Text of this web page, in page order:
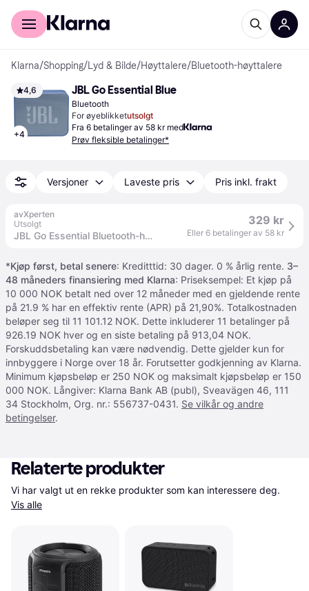
For kunder
Klarna/Shopping/Lyd & Bilde/Høyttalere/Bluetooth-høyttalere
4,6
+4
JBL Go Essential Blue
Bluetooth
For øyeblikketutsolgt
Fra 6 betalinger av 58 kr med
Prøv fleksible betalinger*
Versjoner Laveste pris Pris inkl. frakt
avXperten
Utsolgt
JBL Go Essential Bluetooth-høyttaler (3,1W) IPX7 - Blå
329 kr
Eller 6 betalinger av 58 kr
*Kjøp først, betal senere: Kreditttid: 30 dager. 0 % årlig rente. 3–
48 måneders finansiering med Klarna: Priseksempel: Et kjøp på
10 000 NOK betalt ned over 12 måneder med en gjeldende rente
på 21.9 % har en effektiv rente (APR) på 21,90%. Totalkostnaden
beløper seg til 11 101.12 NOK. Dette inkluderer 11 betalinger på
926.19 NOK hver og en siste betaling på 913,04 NOK.
Forskuddsbetaling kan være nødvendig. Dette gjelder kun for
innbyggere i Norge over 18 år. Forutsetter godkjenning av Klarna.
Minimum kjøpsbeløp er 250 NOK og maksimalt kjøpsbeløp er 150
000 NOK. Långiver: Klarna Bank AB (publ), Sveavägen 46, 111
34 Stockholm, Org. nr.: 556737-0431. Se vilkår og andre
betingelser.
Relaterte produkter
Vis alle